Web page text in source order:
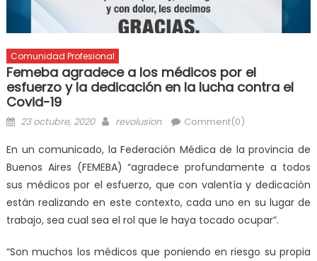
Comunidad Profesional
Femeba agradece a los médicos por el
esfuerzo y la dedicación en la lucha contra el
Covid-19
23 octubre, 2020 revolusion Comment(0)
En un comunicado, la Federación Médica de la provincia de
Buenos Aires (FEMEBA) “agradece profundamente a todos
sus médicos por el esfuerzo, que con valentía y dedicación
están realizando en este contexto, cada uno en su lugar de
trabajo, sea cual sea el rol que le haya tocado ocupar”.
“Son muchos los médicos que poniendo en riesgo su propia